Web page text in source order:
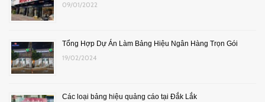
09/01/2022
Tổng Hợp Dự Án Làm Bảng Hiệu Ngân Hàng Trọn Gói
19/02/2024
Các loại bảng hiệu quảng cáo tại Đắk Lắk